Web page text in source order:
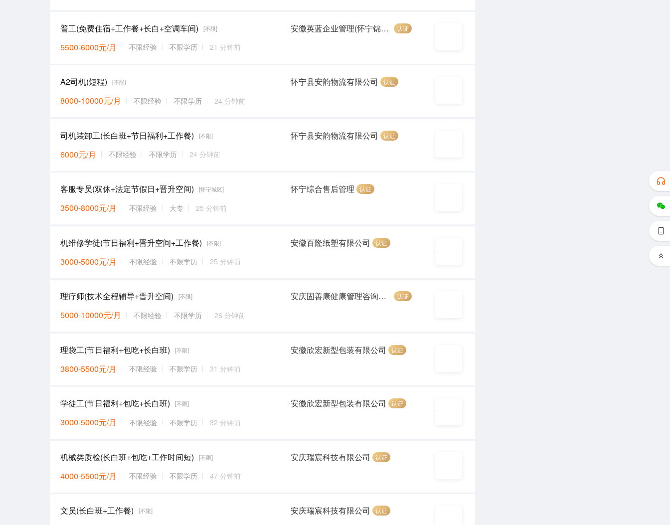
普工(免费住宿+工作餐+长白+空调车间) [不限]
5500-6000元/月 不限经验 不限学历 21 分钟前
安徽英蓝企业管理(怀宁锦恒汽车) 认证
A2司机(短程) [不限]
8000-10000元/月 不限经验 不限学历 24 分钟前
怀宁县安韵物流有限公司 认证
司机装卸工(长白班+节日福利+工作餐) [不限]
6000元/月 不限经验 不限学历 24 分钟前
怀宁县安韵物流有限公司 认证
客服专员(双休+法定节假日+晋升空间) [怀宁城区]
3500-8000元/月 不限经验 大专 25 分钟前
怀宁综合售后管理 认证
机维修学徒(节日福利+晋升空间+工作餐) [不限]
3000-5000元/月 不限经验 不限学历 25 分钟前
安徽百隆纸塑有限公司 认证
理疗师(技术全程辅导+晋升空间) [不限]
5000-10000元/月 不限经验 不限学历 26 分钟前
安庆固善康健康管理咨询有限公司 认证
理袋工(节日福利+包吃+长白班) [不限]
3800-5500元/月 不限经验 不限学历 31 分钟前
安徽欣宏新型包装有限公司 认证
学徒工(节日福利+包吃+长白班) [不限]
3000-5000元/月 不限经验 不限学历 32 分钟前
安徽欣宏新型包装有限公司 认证
机械类质检(长白班+包吃+工作时间短) [不限]
4000-5500元/月 不限经验 不限学历 47 分钟前
安庆瑞宸科技有限公司 认证
文员(长白班+工作餐) [不限] 安庆瑞宸科技有限公司 认证